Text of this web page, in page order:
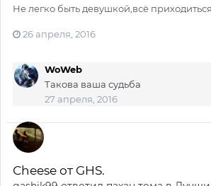
Не легко быть девушкой,всё
26 апреля, 2016
WoWeb
Такова ваша судьба
27 апреля, 2016
Сheese от GHS.